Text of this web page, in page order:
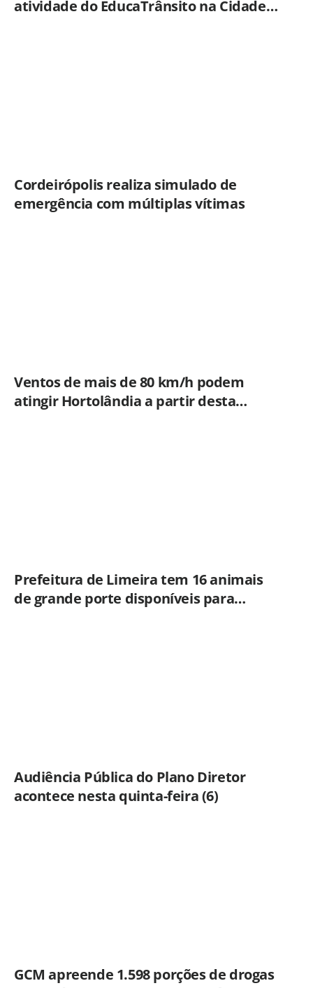
atividade do EducaTrânsito na Cidade
Cordeirópolis realiza simulado de
emergência com múltiplas vítimas
Ventos de mais de 80 km/h podem
atingir Hortolândia a partir desta
Prefeitura de Limeira tem 16 animais
de grande porte disponíveis para
Audiência Pública do Plano Diretor
acontece nesta quinta-feira (6)
GCM apreende 1.598 porções de drogas